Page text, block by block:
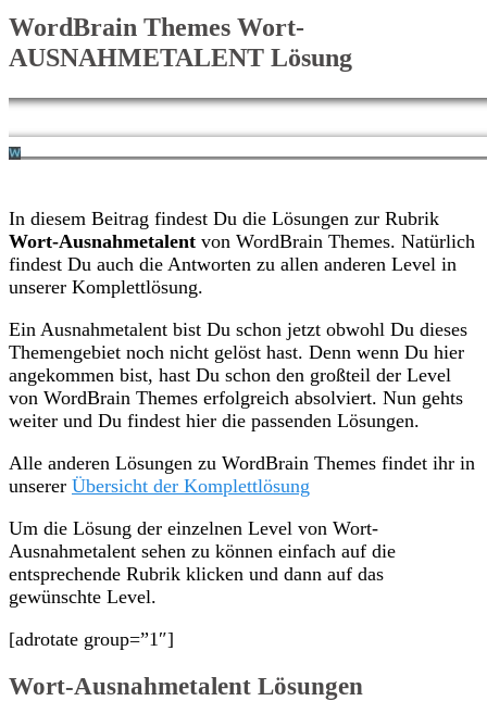
WordBrain Themes Wort-
AUSNAHMETALENT Lösung
In diesem Beitrag findest Du die Lösungen zur Rubrik
Wort-Ausnahmetalent von WordBrain Themes. Natürlich
findest Du auch die Antworten zu allen anderen Level in
unserer Komplettlösung.
Ein Ausnahmetalent bist Du schon jetzt obwohl Du dieses
Themengebiet noch nicht gelöst hast. Denn wenn Du hier
angekommen bist, hast Du schon den großteil der Level
von WordBrain Themes erfolgreich absolviert. Nun gehts
weiter und Du findest hier die passenden Lösungen.
Alle anderen Lösungen zu WordBrain Themes findet ihr in
unserer Übersicht der Komplettlösung
Um die Lösung der einzelnen Level von Wort-
Ausnahmetalent sehen zu können einfach auf die
entsprechende Rubrik klicken und dann auf das
gewünschte Level.
[adrotate group=”1″]
Wort-Ausnahmetalent Lösungen